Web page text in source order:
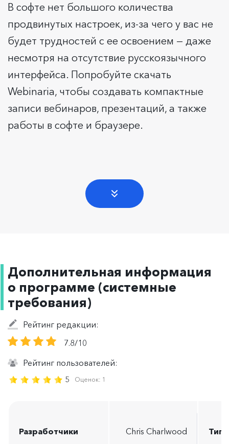
В софте нет большого количества
продвинутых настроек, из-за чего у вас не
будет трудностей с ее освоением — даже
несмотря на отсутствие русскоязычного
интерфейса. Попробуйте скачать
Webinaria, чтобы создавать компактные
записи вебинаров, презентаций, а также
работы в софте и браузере.
Дополнительная информация
о программе (системные
требования)
Рейтинг редакции:
7.8/10
Рейтинг пользователей:
5 Оценок: 1
Разработчики Chris Charlwood Тип